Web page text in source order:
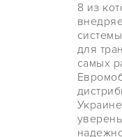
8 из
для
самых